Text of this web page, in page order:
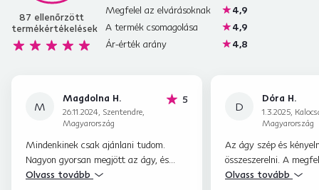
87 ellenőrzött
termékértékelések
Megfelel az elvárásoknak
4,9
A termék csomagolása
4,9
Ár-érték arány
4,8
M
Magdolna H.
26.11.2024, Szentendre,
Magyarország
5hviezdičiek
Mindenkinek csak ajánlani tudom.
Nagyon gyorsan megjött az ágy, és
minden rendben volt. Ráadásul önöknél
Olvass tovább
D
Dóra H.
1.3.2025,
Magyarország
Az ágy szép és
összeszerelni. A
csomagolásnak
Olvass tovább